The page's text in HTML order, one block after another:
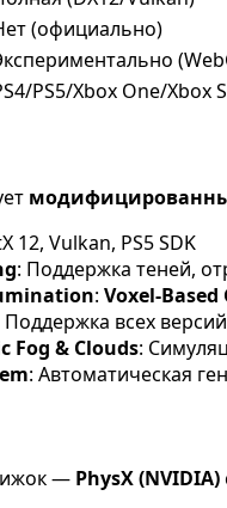
(официально)
PS5/Xbox One/Xbox
12, Vulkan, PS5 SDK
: Поддержка теней,
: Voxel-Based
Поддержка всех
Fog & Clouds:
: Автоматическая
— PhysX (NVIDIA)